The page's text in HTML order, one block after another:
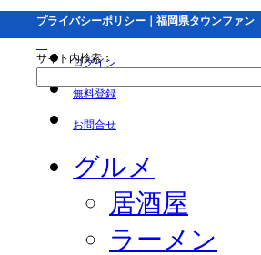
プライバシーポリシー｜福岡県タウンファン
ログイン
無料登録
お問合せ
サイト内検索：
グルメ
居酒屋
ラーメン